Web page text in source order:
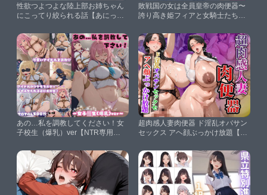
性欲つよつよな陸上部お姉ちゃん
にこってり絞られる話【あにっと
敗戦国の女は全員皇帝の肉便器〜
誇り高き姫フィアと女騎士たちが
を求めるまで〜【hcom】
あの…私を調教してください！女
子校生（爆乳）ver【NTR専用ス
超肉感人妻肉便器 ド淫乱オバサン
セックス アヘ顔ぶっかけ放題【あ